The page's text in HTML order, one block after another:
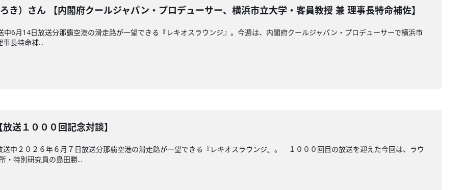
き）さん 【内閣府クールジャパン・プロデューサー、横浜市立大学・客員教授 兼 理事長特命補佐】
6月14日放送分那覇空港の滑走路が一望できる『レキオスラウンジ』。今週は、内閣府クールジャパン・プロデューサーで横浜市
長特命補...
送１０００回記念対談】
中２０２６年６月７日放送分那覇空港の滑走路が一望できる『レキオスラウンジ』。 １０００回目の放送を迎えた今回は、ラウ
・特別研究員の島田勝...